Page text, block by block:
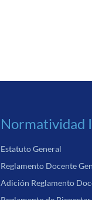
Normatividad
Estatuto General
Reglamento Docente
Adición Reglamento